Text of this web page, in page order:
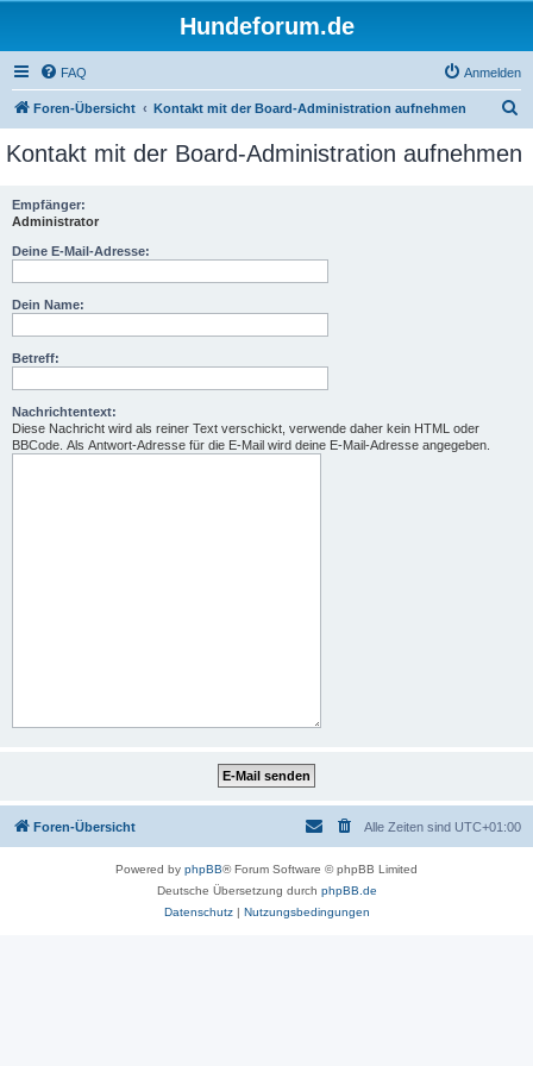
Hundeforum.de
FAQ Anmelden
Foren-Übersicht Kontakt mit der Board-Administration aufnehmen
c
Kontakt mit der Board-Administration aufnehmen
Empfänger:
Administrator
Deine E-Mail-Adresse:
Dein Name:
Betreff:
Nachrichtentext:
Diese Nachricht wird als reiner Text verschickt, verwende daher kein HTML oder
BBCode. Als Antwort-Adresse für die E-Mail wird deine E-Mail-Adresse angegeben.
Foren-Übersicht Alle Zeiten sind UTC+01:00
Powered by phpBB® Forum Software © phpBB Limited
Deutsche Übersetzung durch phpBB.de
Datenschutz| Nutzungsbedingungen